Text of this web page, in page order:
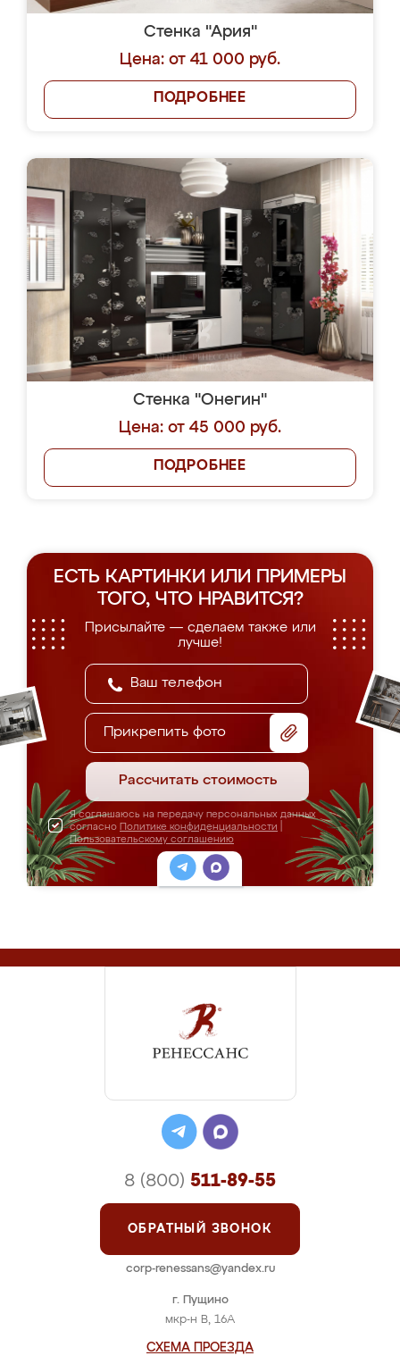
Стенка "Ария"
Цена: от 41 000 руб.
ПОДРОБНЕЕ
Стенка "Онегин"
Цена: от 45 000 руб.
ПОДРОБНЕЕ
ЕСТЬ КАРТИНКИ ИЛИ ПРИМЕРЫ
ТОГО, ЧТО НРАВИТСЯ?
Присылайте — сделаем также или
лучше!
Прикрепить фото
Рассчитать стоимость
Я соглашаюсь на передачу персональных данных
согласно Политике конфиденциальности
Пользовательскому соглашению
г. Пущино
мкр-н В, 16А
СХЕМА ПРОЕЗДА
8 (800) 511-89-55
ОБРАТНЫЙ ЗВОНОК
corp-renessans@yandex.ru